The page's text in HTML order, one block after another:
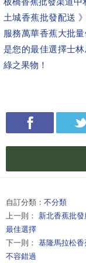
土城香蕉批發配送
服務萬華香蕉大批
是您的最佳選擇士
綠之果物！
自訂分類： 不分類
上一則： 新北香蕉批
最佳選擇
下一則： 基隆馬拉松
不容錯過